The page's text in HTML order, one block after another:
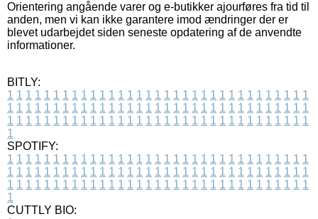
Orientering angående varer og e-butikker ajourføres fra tid til
anden, men vi kan ikke garantere imod ændringer der er
blevet udarbejdet siden seneste opdatering af de anvendte
informationer.
BITLY:
1 1 1 1 1 1 1 1 1 1 1 1 1 1 1 1 1 1 1 1 1 1 1 1 1 1 1 1 1 1 1 1 1
1 1 1 1 1 1 1 1 1 1 1 1 1 1 1 1 1 1 1 1 1 1 1 1 1 1 1 1 1 1 1 1 1
1 1 1 1 1 1 1 1 1 1 1 1 1 1 1 1 1 1 1 1 1 1 1 1 1 1 1 1 1 1 1 1 1
1
SPOTIFY:
1 1 1 1 1 1 1 1 1 1 1 1 1 1 1 1 1 1 1 1 1 1 1 1 1 1 1 1 1 1 1 1 1
1 1 1 1 1 1 1 1 1 1 1 1 1 1 1 1 1 1 1 1 1 1 1 1 1 1 1 1 1 1 1 1 1
1 1 1 1 1 1 1 1 1 1 1 1 1 1 1 1 1 1 1 1 1 1 1 1 1 1 1 1 1 1 1 1 1
1
CUTTLY BIO: